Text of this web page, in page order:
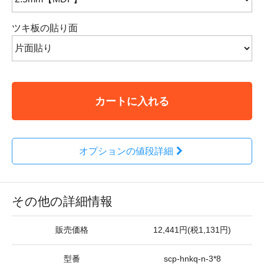
ツキ板の貼り面
カートに入れる
オプションの値段詳細
その他の詳細情報
販売価格 12,441円(税1,131円)
型番 scp-hnkq-n-3*8